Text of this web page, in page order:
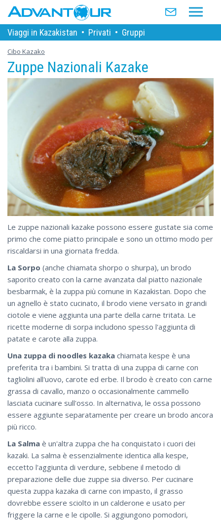
Viaggi in Kazakistan • Privati • Gruppi
Cibo Kazako
Zuppe Nazionali Kazake
Le zuppe nazionali kazake possono essere gustate sia come
primo che come piatto principale e sono un ottimo modo per
riscaldarsi in una giornata fredda.
La Sorpo (anche chiamata shorpo o shurpa), un brodo
saporito creato con la carne avanzata dal piatto nazionale
besbarmak, è la zuppa più comune in Kazakistan. Dopo che
un agnello è stato cucinato, il brodo viene versato in grandi
ciotole e viene aggiunta una parte della carne tritata. Le
ricette moderne di sorpa includono spesso l'aggiunta di
patate e carote alla zuppa.
Una zuppa di noodles kazaka chiamata kespe è una
preferita tra i bambini. Si tratta di una zuppa di carne con
tagliolini all'uovo, carote ed erbe. Il brodo è creato con carne
grassa di cavallo, manzo o occasionalmente cammello
lasciata cucinare sull'osso. In alternativa, le ossa possono
essere aggiunte separatamente per creare un brodo ancora
più ricco.
La Salma è un'altra zuppa che ha conquistato i cuori dei
kazaki. La salma è essenzialmente identica alla kespe,
eccetto l'aggiunta di verdure, sebbene il metodo di
preparazione delle due zuppe sia diverso. Per cucinare
questa zuppa kazaka di carne con impasto, il grasso
dovrebbe essere sciolto in un calderone e usato per
friggere la carne e le cipolle. Si aggiungono pomodori,